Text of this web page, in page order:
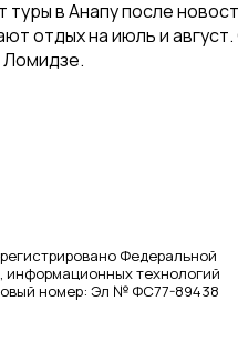
в Анапу после
отдых на июль и
Федеральной
информационных технологий
номер: Эл № ФС77-89438